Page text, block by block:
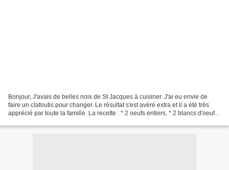
Bonjour, J'avais de belles noix de St Jacques à cuisiner. J'ai eu envie de
faire un clafoutis pour changer. Le résultat s'est avéré extra et il a été très
apprécié par toute la famille. La recette : * 2 oeufs entiers, * 2 blancs d'oeufs,